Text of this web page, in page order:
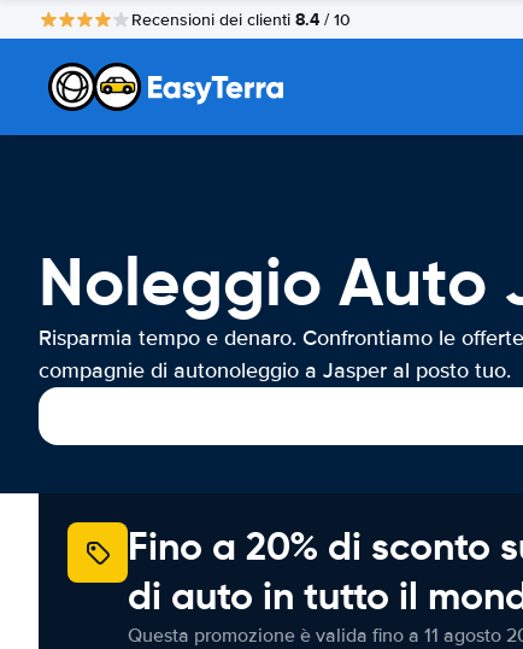
Recensioni dei clienti 8.4 / 10
Noleggio Auto
Risparmia tempo e denaro. Confrontiamo le
compagnie di autonoleggio a Jasper al posto tuo.
Fino a 20% di sconto
di auto in tutto il
Questa promozione è valida fino a 11 agosto